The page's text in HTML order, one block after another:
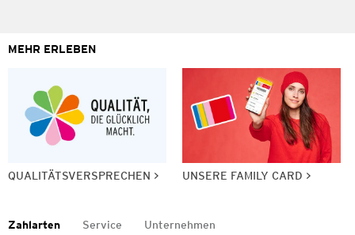
MEHR ERLEBEN
QUALITÄTSVERSPRECHEN UNSERE FAMILY CARD
Zahlarten Service Unternehmen